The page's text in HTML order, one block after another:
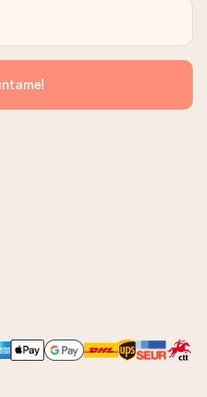
el pedido?
relativa a tu regalo se
El regalo se enviará
Así, evitaremos que la
¡No le enviaremos nada
que sepa quién se lo